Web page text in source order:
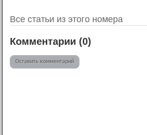
Все статьи из этого номера
Комментарии (0)
Оставить комментарий